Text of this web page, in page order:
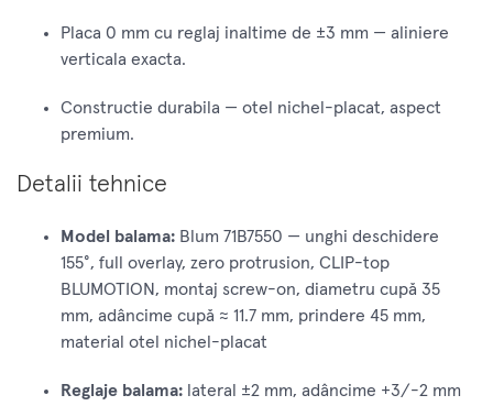
Placa 0 mm cu reglaj inaltime de ±3 mm — aliniere
verticala exacta.
Constructie durabila — otel nichel-placat, aspect
premium.
Detalii tehnice
Model balama: Blum 71B7550 — unghi deschidere
155°, full overlay, zero protrusion, CLIP-top
BLUMOTION, montaj screw-on, diametru cupă 35
mm, adâncime cupă ≈ 11.7 mm, prindere 45 mm,
material otel nichel-placat
Reglaje balama: lateral ±2 mm, adâncime +3/-2 mm